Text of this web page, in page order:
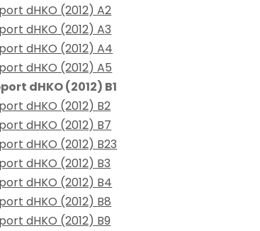
dHKO (2012) A2
dHKO (2012) A3
dHKO (2012) A4
dHKO (2012) A5
dHKO (2012) B1
dHKO (2012) B2
dHKO (2012) B7
dHKO (2012) B23
dHKO (2012) B3
dHKO (2012) B4
dHKO (2012) B8
dHKO (2012) B9